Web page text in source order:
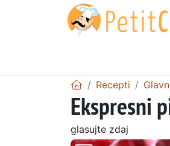
Recepti
Ekspresni
glasujte zdaj